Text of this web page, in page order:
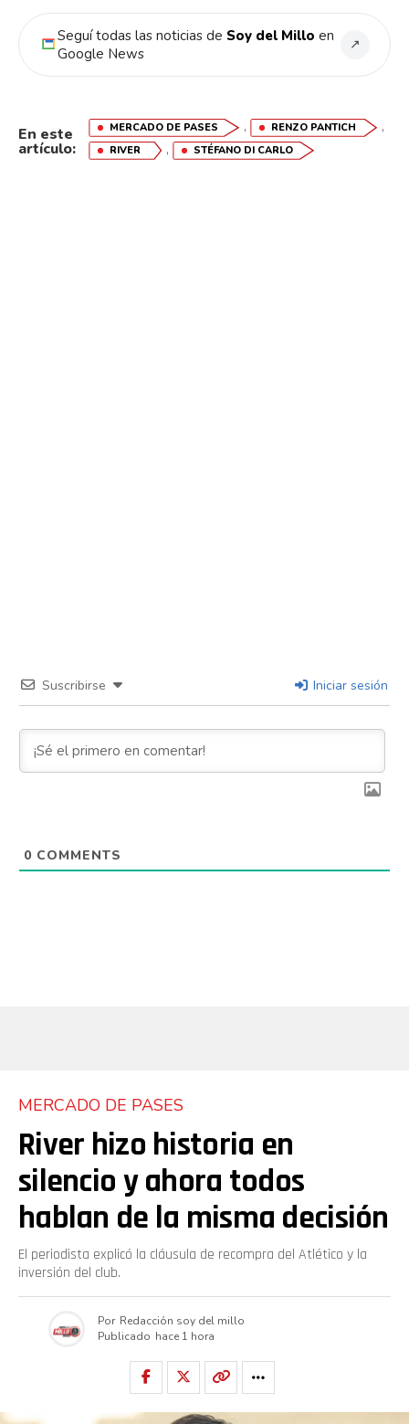
Seguí todas las noticias de Soy del Millo en
Google News
↗
En este
artículo:
MERCADO DE PASES , RENZO PANTICH ,
RIVER , STÉFANO DI CARLO
Suscribirse Iniciar sesión
0 COMMENTS
MERCADO DE PASES
River hizo historia en
silencio y ahora todos
hablan de la misma decisión
El periodista explicó la cláusula de recompra del Atlético y la
inversión del club.
Por Redacción soy del millo
Publicado hace 1 hora